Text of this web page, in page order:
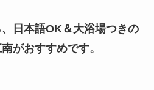
日本語OK＆大浴場つきの
がおすすめです。